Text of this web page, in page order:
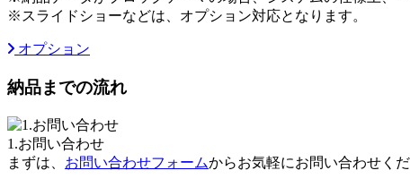
※スライドショーなどは、オプション対応となります。
オプション
納品までの流れ
1.お問い合わせ
まずは、 お問い合わせフォームからお気軽にお問い合わせくだ